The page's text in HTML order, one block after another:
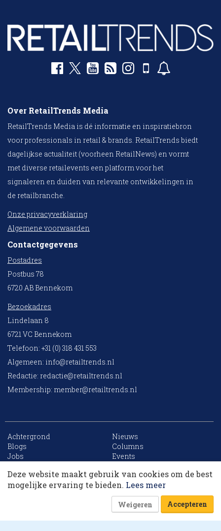
Over RetailTrends Media
RetailTrends Media is dé informatie en inspiratiebron
voor professionals in retail & brands. RetailTrends biedt
dagelijkse actualiteit (voorheen RetailNews) en vormt
met diverse retailevents een platform voor het
signaleren en duiden van relevante ontwikkelingen in
de retailbranche.
Onze privacyverklaring
Algemene voorwaarden
Contactgegevens
Postadres
Postbus 78
6720 AB Bennekom
Bezoekadres
Lindelaan 8
6721 VC Bennekom
Telefoon: +31 (0) 318 431 553
Algemeen: info@retailtrends.nl
Redactie: redactie@retailtrends.nl
Membership: member@retailtrends.nl
Achtergrond
Nieuws
Blogs
Columns
Jobs
Events
Archief
Sitemap
Website is powered by
Deze website maakt gebruik van cookies om de best
mogelijke ervaring te bieden. Lees meer
Weigeren Accepteren
10 collega’s
Korting op events